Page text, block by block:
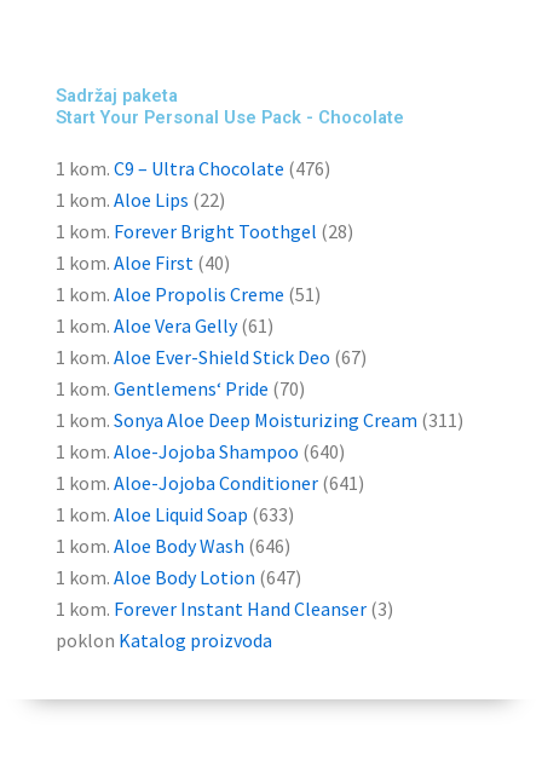
Sadržaj paketa
Start Your Personal Use Pack - Chocolate
1 kom. C9 – Ultra Chocolate (476)
1 kom. Aloe Lips (22)
1 kom. Forever Bright Toothgel (28)
1 kom. Aloe First(40)
1 kom. Aloe Propolis Creme (51)
1 kom. Aloe Vera Gelly(61)
1 kom. Aloe Ever-Shield Stick Deo (67)
1 kom. Gentlemens‘ Pride (70)
1 kom. Sonya Aloe Deep Moisturizing Cream (311)
1 kom. Aloe-Jojoba Shampoo (640)
1 kom. Aloe-Jojoba Conditioner(641)
1 kom. Aloe Liquid Soap (633)
1 kom. Aloe Body Wash (646)
1 kom. Aloe Body Lotion (647)
1 kom. Forever Instant Hand Cleanser(3)
poklon Katalog proizvoda